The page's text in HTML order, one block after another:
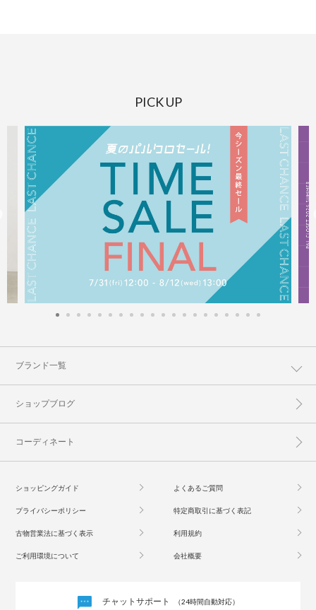
PICK UP
ブランド一覧
ショップブログ
コーディネート
ショッピングガイド よくあるご質問
プライバシーポリシー 特定商取引に基づく表記
古物営業法に基づく表示 利用規約
ご利用環境について 会社概要
チャットサポート （24時間自動対応）